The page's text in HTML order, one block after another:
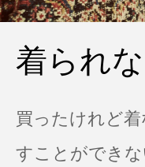
着られ
買ったけれど
すことができ